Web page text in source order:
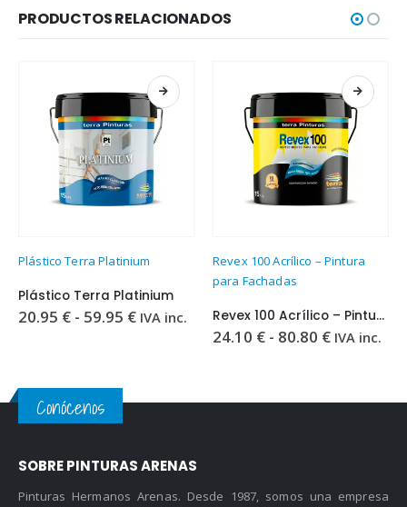
PRODUCTOS RELACIONADOS
Plástico Terra Platinium
Plástico Terra Platinium
20.95 € - 59.95 €Rango
59.95 €
IVA inc.
Revex 100 Acrílico – Pintura
para Fachadas
Revex 100 Acrílico – Pintura para Fachadas
24.10 € - 80.80 €Rango
hasta
IVA inc.
Conócenos
SOBRE PINTURAS ARENAS
Pinturas Hermanos Arenas. Desde 1987, somos una empresa